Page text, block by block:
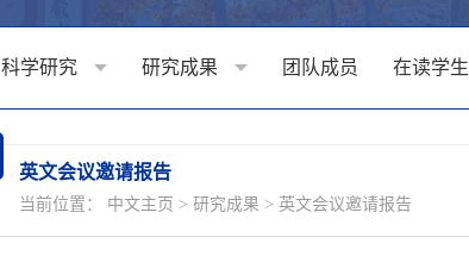
科学研究 研究成果 团队成员 在读学生
英文会议邀请报告
当前位置： 中文主页 > 研究成果 > 英文会议邀请报告